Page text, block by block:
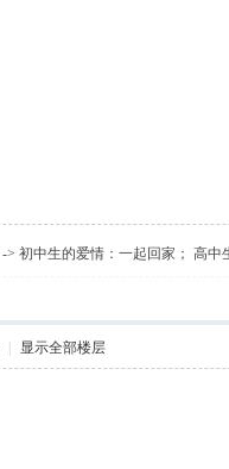
-> 初中生的爱情：一起回家； 高
显示全部楼层